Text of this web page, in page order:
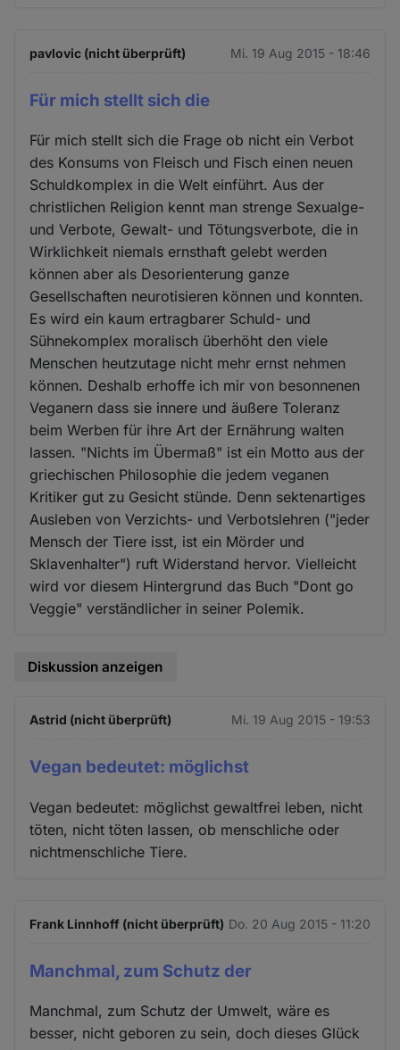
pavlovic (nicht überprüft) Mi. 19 Aug 2015 - 18:46
Für mich stellt sich die
Für mich stellt sich die Frage ob nicht ein Verbot
des Konsums von Fleisch und Fisch einen neuen
Schuldkomplex in die Welt einführt. Aus der
christlichen Religion kennt man strenge Sexualge-
und Verbote, Gewalt- und Tötungsverbote, die in
Wirklichkeit niemals ernsthaft gelebt werden
können aber als Desorienterung ganze
Gesellschaften neurotisieren können und konnten.
Es wird ein kaum ertragbarer Schuld- und
Sühnekomplex moralisch überhöht den viele
Menschen heutzutage nicht mehr ernst nehmen
können. Deshalb erhoffe ich mir von besonnenen
Veganern dass sie innere und äußere Toleranz
beim Werben für ihre Art der Ernährung walten
lassen. "Nichts im Übermaß" ist ein Motto aus der
griechischen Philosophie die jedem veganen
Kritiker gut zu Gesicht stünde. Denn sektenartiges
Ausleben von Verzichts- und Verbotslehren ("jeder
Mensch der Tiere isst, ist ein Mörder und
Sklavenhalter") ruft Widerstand hervor. Vielleicht
wird vor diesem Hintergrund das Buch "Dont go
Veggie" verständlicher in seiner Polemik.
Diskussion anzeigen
Astrid (nicht überprüft) Mi. 19 Aug 2015 - 19:53
Vegan bedeutet: möglichst
Vegan bedeutet: möglichst gewaltfrei leben, nicht
töten, nicht töten lassen, ob menschliche oder
nichtmenschliche Tiere.
Frank Linnhoff (nicht überprüft) Do. 20 Aug 2015 - 11:20
Manchmal, zum Schutz der
Manchmal, zum Schutz der Umwelt, wäre es
besser, nicht geboren zu sein, doch dieses Glück